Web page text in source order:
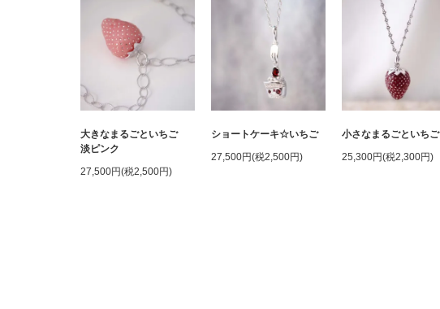
大きなまるごといちご
淡ピンク
27,500円(税2,500円)
ショートケーキ☆いちご
27,500円(税2,500円)
小さなまるごといちご
25,300円(税2,300円)